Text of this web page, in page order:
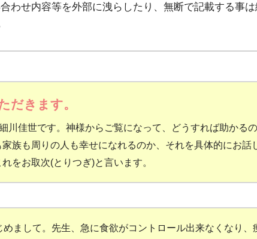
わせ内容等を外部に洩らしたり、無断で記載する事
だきます。
川佳世です。神様からご覧になって、どうすれば助かるの
族も周りの人も幸せになれるのか、それを具体的にお話
をお取次(とりつぎ)と言います。
めまして。先生、急に食欲がコントロール出来なくなり、